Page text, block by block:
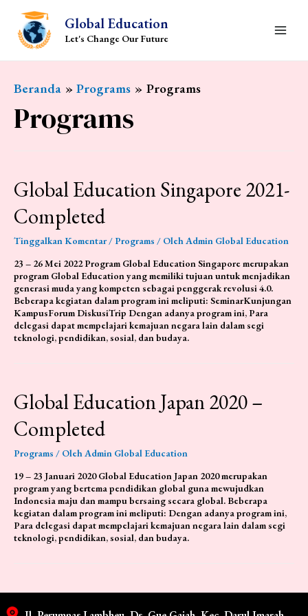
konten
Global Education
Let's Change Our Future
Beranda
Programs Programs
Programs
Global Education Singapore 2021-
Completed
Tinggalkan Komentar/Programs / OlehAdmin Global Education
23 – 26 Mei 2022 Program Global Education Singapore merupakan
program Global Education yang memiliki tujuan untuk menjadikan
generasi muda yang kompeten sebagai penggerak revolusi 4.0.
Beberapa kegiatan dalam program ini meliputi: SeminarKunjungan
KampusForum DiskusiTrip Dengan adanya program ini, Para
delegasi dapat mempelajari kemajuan negara lain dalam segi
teknologi, pendidikan, sosial, dan budaya.
Global Education Japan 2020 –
Completed
Programs / OlehAdmin Global Education
19 – 23 Januari 2020 Global Education Japan 2020 merupakan
program yang bertema pendidikan global guna mewujudkan
Indonesia maju dan mampu bersaing secara global. Beberapa
kegiatan dalam program ini meliputi: Dengan adanya program ini,
Para delegasi dapat mempelajari kemajuan negara lain dalam segi
teknologi, pendidikan, sosial, dan budaya.